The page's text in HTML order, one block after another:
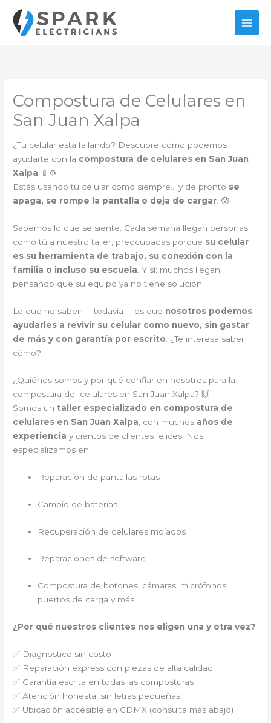
contenido
Compostura de Celulares en
San Juan Xalpa
¿Tu celular está fallando? Descubre cómo podemos
ayudarte con la compostura de celulares en San Juan
Xalpa 📱⚙️
Estás usando tu celular como siempre… y de pronto se
apaga, se rompe la pantalla o deja de cargar. 😰
Sabemos lo que se siente. Cada semana llegan personas
como tú a nuestro taller, preocupadas porque su celular
es su herramienta de trabajo, su conexión con la
familia o incluso su escuela . Y sí: muchos llegan
pensando que su equipo ya no tiene solución.
Lo que no saben —todavía— es que nosotros podemos
ayudarles a revivir su celular como nuevo, sin gastar
de más y con garantía por escrito . ¿Te interesa saber
cómo?
¿Quiénes somos y por qué confiar en nosotros para la
compostura de celulares en San Juan Xalpa? 🙌
Somos un taller especializado en compostura de
celulares en San Juan Xalpa , con muchos años de
experiencia y cientos de clientes felices. Nos
especializamos en:
Reparación de pantallas rotas
Cambio de baterías
Recuperación de celulares mojados
Reparaciones de software
Compostura de botones, cámaras, micrófonos,
puertos de carga y más
¿Por qué nuestros clientes nos eligen una y otra vez?
✅ Diagnóstico sin costo
✅ Reparación express con piezas de alta calidad
✅ Garantía escrita en todas las composturas
✅ Atención honesta, sin letras pequeñas
✅ Ubicación accesible en CDMX (consulta más abajo)